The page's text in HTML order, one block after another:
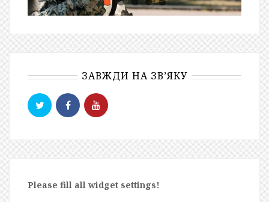
ЗАВЖДИ НА ЗВ’ЯКУ
Please fill all widget settings!